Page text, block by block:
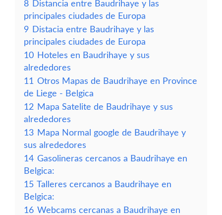
8 Distancia entre Baudrihaye y las
principales ciudades de Europa
9 Distacia entre Baudrihaye y las
principales ciudades de Europa
10 Hoteles en Baudrihaye y sus
alrededores
11 Otros Mapas de Baudrihaye en Province
de Liege - Belgica
12 Mapa Satelite de Baudrihaye y sus
alrededores
13 Mapa Normal google de Baudrihaye y
sus alrededores
14 Gasolineras cercanos a Baudrihaye en
Belgica:
15 Talleres cercanos a Baudrihaye en
Belgica:
16 Webcams cercanas a Baudrihaye en